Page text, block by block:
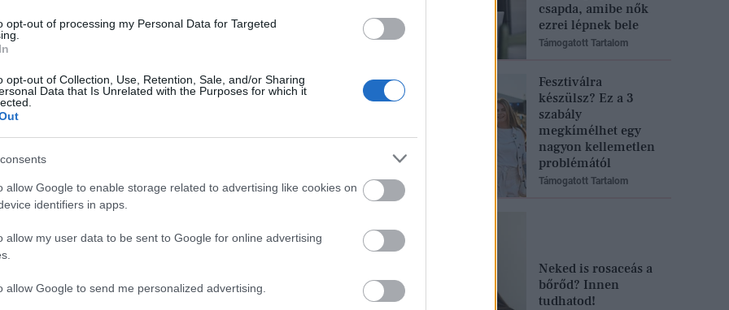
opt-out of processing my Personal Data for Targeted
opt-out of Collection, Use, Retention, Sale, and/or Sharing
Data that Is Unrelated with the Purposes for which it
allow Google to enable storage related to advertising like cookies on
identifiers in apps.
allow my user data to be sent to Google for online advertising
allow Google to send me personalized advertising.
volt már a Shiseido és a St.
Louis Vuitton is kivetette rá a
Madonna, Bono, Sofia
utóbbi időben arcukat adták a
csapda, amibe nők
ezrei lépnek bele
Támogatott Tartalom
Fesztiválra
készülsz? Ez a 3
szabály
megkímélhet egy
nagyon kellemetlen
problémától
Támogatott Tartalom
Neked is rosaceás a
bőrőd? Innen
tudhatod!